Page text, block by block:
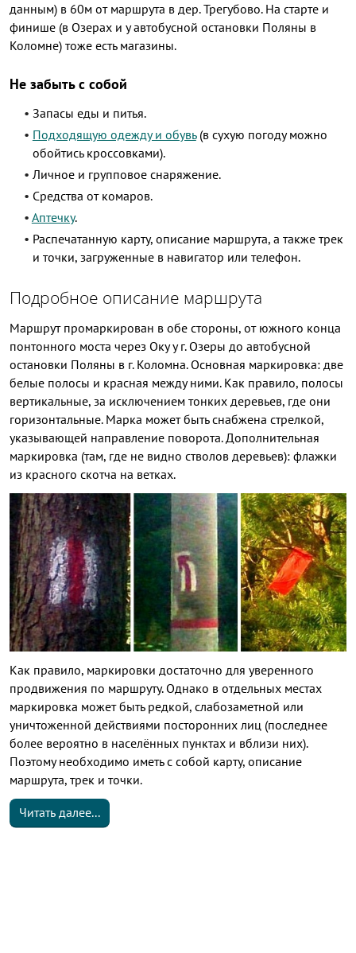
данным) в 60м от маршрута в дер. Трегубово. На старте и
финише (в Озерах и у автобусной остановки Поляны в
Коломне) тоже есть магазины.
Не забыть с собой
Запасы еды и питья.
Подходящую одежду и обувь(в сухую погоду можно
обойтись кроссовками).
Личное и групповое снаряжение.
Cредства от комаров.
Аптечку.
Распечатанную карту, описание маршрута, а также трек
и точки, загруженные в навигатор или телефон.
Подробное описание маршрута
Маршрут промаркирован в обе стороны, от южного конца
понтонного моста через Оку у г. Озеры до автобусной
остановки Поляны в г. Коломна. Основная маркировка: две
белые полосы и красная между ними. Как правило, полосы
вертикальные, за исключением тонких деревьев, где они
горизонтальные. Марка может быть снабжена стрелкой,
указывающей направление поворота. Дополнительная
маркировка (там, где не видно стволов деревьев): флажки
из красного скотча на ветках.
Как правило, маркировки достаточно для уверенного
продвижения по маршруту. Однако в отдельных местах
маркировка может быть редкой, слабозаметной или
уничтоженной действиями посторонних лиц (последнее
более вероятно в населённых пунктах и вблизи них).
Поэтому необходимо иметь с собой карту, описание
маршрута, трек и точки.
Читать далее...